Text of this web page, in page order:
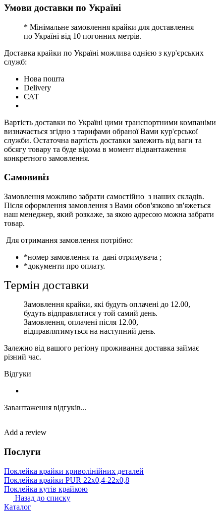
Умови доставки по Україні
* Мінімальне замовлення крайки для доставлення
по Україні від 10 погонних метрів.
Доставка крайки по Україні можлива однією з кур'єрських
служб:
Нова пошта
Delivery
САТ
Вартість доставки по Україні цими транспортними компаніми
визначається згідно з тарифами обраної Вами кур'єрської
служби. Остаточна вартість доставки залежить від ваги та
обсягу товару та буде відома в момент відвантаження
конкретного замовлення.
Самовивіз
Замовлення можливо забрати самостійно з наших складів.
Після оформлення замовлення з Вами обов'язково зв'яжеться
наш менеджер, який розкаже, за якою адресою можна забрати
товар.
Для отримання замовлення потрібно:
*номер замовлення та дані отримувача ;
*документи про оплату.
Термін доставки
Замовлення крайки, які будуть оплачені до 12.00,
будуть відправлятися у той самий день.
Замовлення, оплачені після 12.00,
відправлятимуться на наступний день.
Залежно від вашого регіону проживання доставка займає
різний час.
Відгуки
Завантаження відгуків...
Add a review
Послуги
Поклейка крайки криволінійних деталей
Поклейка крайки PUR 22х0,4-22х0,8
Поклейка кутів крайкою
Назад до списку
Каталог